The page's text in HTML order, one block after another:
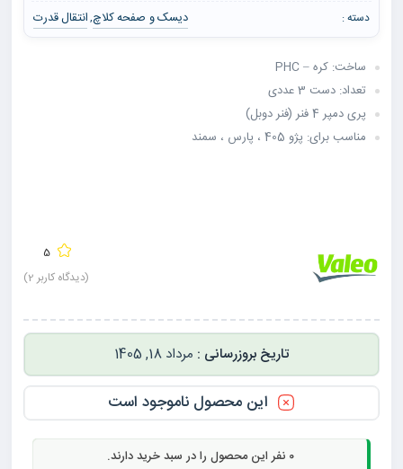
دسته :
دیسک و صفحه کلاچ,انتقال قدرت
ساخت: کره – PHC
تعداد: دست 3 عددی
پری دمپر 4 فنر (فنر دوبل)
مناسب برای: پژو 405 ، پارس ، سمند
5
(دیدگاه کاربر 2
)
مرداد 18, 1405
این محصول ناموجود است
0 نفر این محصول را در سبد خرید دارند.